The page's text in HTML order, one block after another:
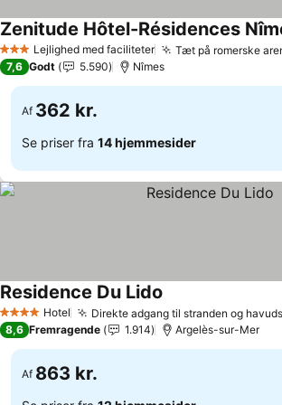
3 StjernerLejlighed med faciliteter Tæt på romerske
Zenitude Hôtel-Résidences
7,6 Godt 5.590 Nîmes
Af 362 kr.
Se priser fra 14 hjemmesider
4 StjernerHotel Direkte adgang til stranden og
Residence Du Lido
8,6 Fremragende 1.914 Argelès-sur-Mer
Af 863 kr.